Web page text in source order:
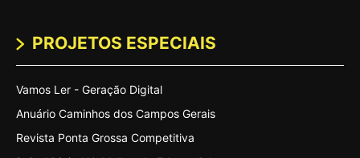
PROJETOS ESPECIAIS
Vamos Ler - Geração Digital
Anuário Caminhos dos Campos Gerais
Revista Ponta Grossa Competitiva